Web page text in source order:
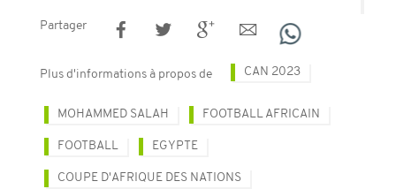
Partager
Plus d'informations à propos de CAN 2023
MOHAMMED SALAH FOOTBALL AFRICAIN
FOOTBALL EGYPTE
COUPE D'AFRIQUE DES NATIONS